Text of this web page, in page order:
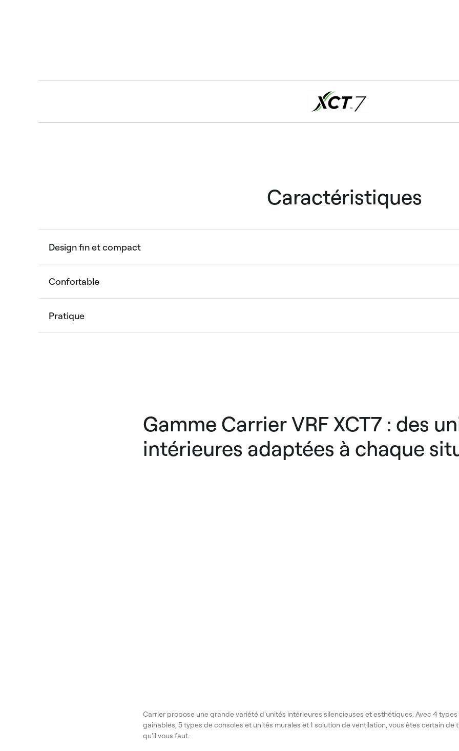
Caractéristiques
Design fin et compact
Confortable
Pratique
Gamme Carrier VRF XCT7 : des
intérieures adaptées à chaque
Carrier propose une grande variété d'unités intérieures silencieuses et esthétiques. Avec 4
gainables, 5 types de consoles et unités murales et 1 solution de ventilation, vous êtes certain de
qu'il vous faut.